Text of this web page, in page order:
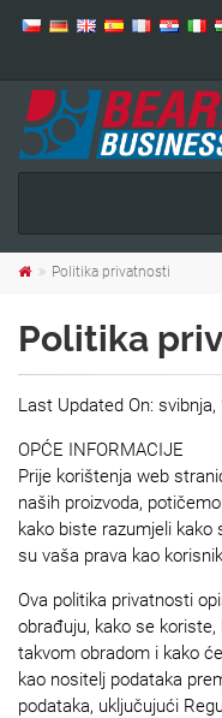
Politika privatnosti
Politika
Last Updated On: svibnja,
OPĆE INFORMACIJE
Prije korištenja web
naših proizvoda,
kako biste razumjeli kako
su vaša prava kao
Ova politika privatnosti
obrađuju, kako se
takvom obradom i kako
kao nositelj podataka
podataka, uključujući